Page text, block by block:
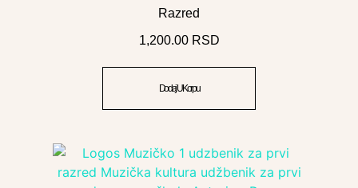
Razred
1,200.00 RSD
Dodaj U Korpu